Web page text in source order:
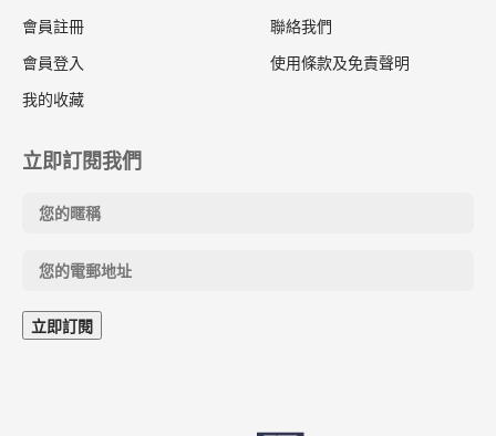
會員註冊
會員登入
我的收藏
聯絡我們
使用條款及免責聲明
立即訂閱我們